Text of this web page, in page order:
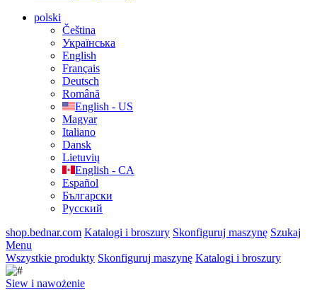
polski
Čeština
Українська
English
Français
Deutsch
Română
English - US
Magyar
Italiano
Dansk
Lietuvių
English - CA
Español
Български
Русский
shop.bednar.com Katalogi i broszury Skonfiguruj maszynę Szukaj
Menu
Wszystkie produkty Skonfiguruj maszynę Katalogi i broszury
Siew i nawożenie